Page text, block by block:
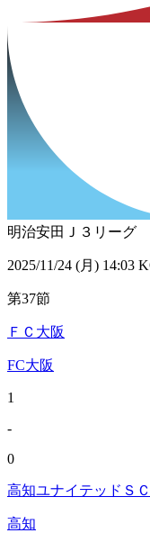
明治安田Ｊ３リーグ
2025/11/24 (月) 14:03
第37節
ＦＣ大阪
FC大阪
1
-
0
高知ユナイテッドＳＣ
高知